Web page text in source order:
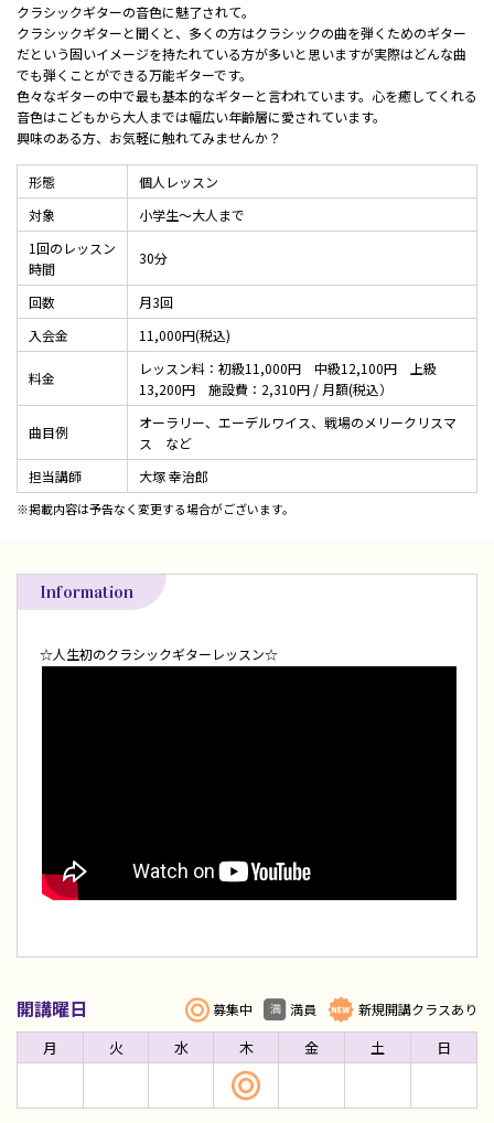
クラシックギターの音色に魅了されて。
クラシックギターと聞くと、多くの方はクラシックの曲を弾くためのギター
だという固いイメージを持たれている方が多いと思いますが実際はどんな曲
でも弾くことができる万能ギターです。
色々なギターの中で最も基本的なギターと言われています。心を癒してくれる
音色はこどもから大人までは幅広い年齢層に愛されています。
興味のある方、お気軽に触れてみませんか？
形態
個人レッスン
対象
小学生～大人まで
1回のレッスン
時間
30分
回数
月3回
入会金
11,000円(税込)
料金
レッスン料：初級11,000円 中級12,100円 上級
13,200円 施設費：2,310円 / 月額(税込）
曲目例
オーラリー、エーデルワイス、戦場のメリークリスマ
ス など
担当講師
大塚 幸治郎
※掲載内容は予告なく変更する場合がございます。
Information
☆人生初のクラシックギターレッスン☆
開講曜日 募集中 満員 新規開講クラスあり
月 火 水 木 金 土 日